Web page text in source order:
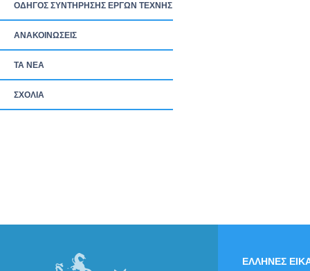
ΟΔΗΓΟΣ ΣΥΝΤΗΡΗΣΗΣ ΕΡΓΩΝ ΤΕΧΝΗΣ
ΑΝΑΚΟΙΝΩΣΕΙΣ
ΤΑ ΝEΑ
ΣΧΟΛΙΑ
ΕΛΛΗΝΕΣ